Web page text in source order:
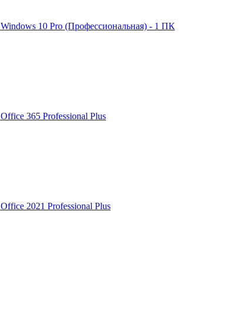
Windows 10 Pro (Профессиональная) - 1 ПК
Office 365 Professional Plus
Office 2021 Professional Plus